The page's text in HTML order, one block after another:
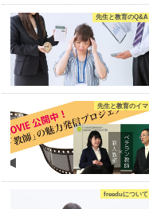
先生と教育のQ&A
先生と教育のイマ
freeduについて